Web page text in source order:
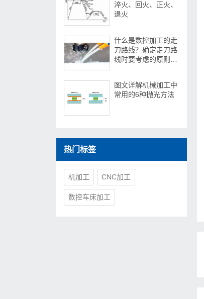
淬火、回火、正火、
退火
什么是数控加工的走
刀路线？确定走刀路
线时要考虑的原则是
图文详解机械加工中
常用的6种抛光方法
热门标签
机加工 CNC加工
数控车床加工